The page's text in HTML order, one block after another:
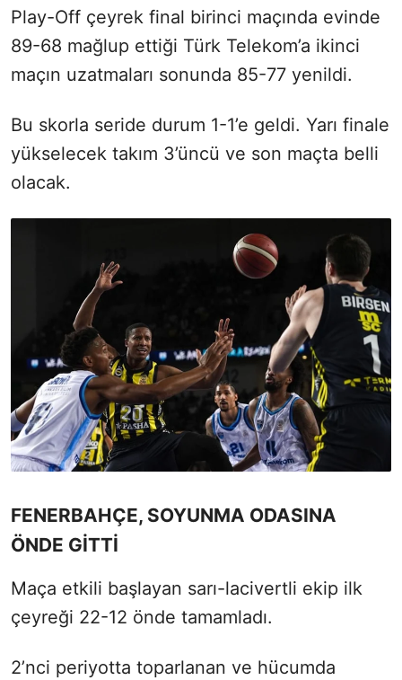
Play-Off çeyrek final birinci maçında evinde
89-68 mağlup ettiği Türk Telekom’a ikinci
maçın uzatmaları sonunda 85-77 yenildi.
Bu skorla seride durum 1-1’e geldi. Yarı finale
yükselecek takım 3’üncü ve son maçta belli
olacak.
FENERBAHÇE, SOYUNMA ODASINA
ÖNDE GİTTİ
Maça etkili başlayan sarı-lacivertli ekip ilk
çeyreği 22-12 önde tamamladı.
2’nci periyotta toparlanan ve hücumda